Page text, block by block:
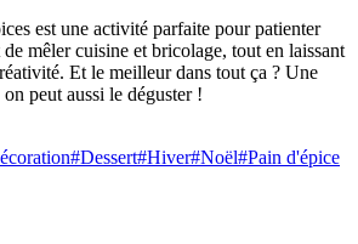
est une activité parfaite pour patienter
mêler cuisine et bricolage, tout en laissant
Et le meilleur dans tout ça ? Une
peut aussi le déguster !
#Dessert#Hiver#Noël#Pain d'épice